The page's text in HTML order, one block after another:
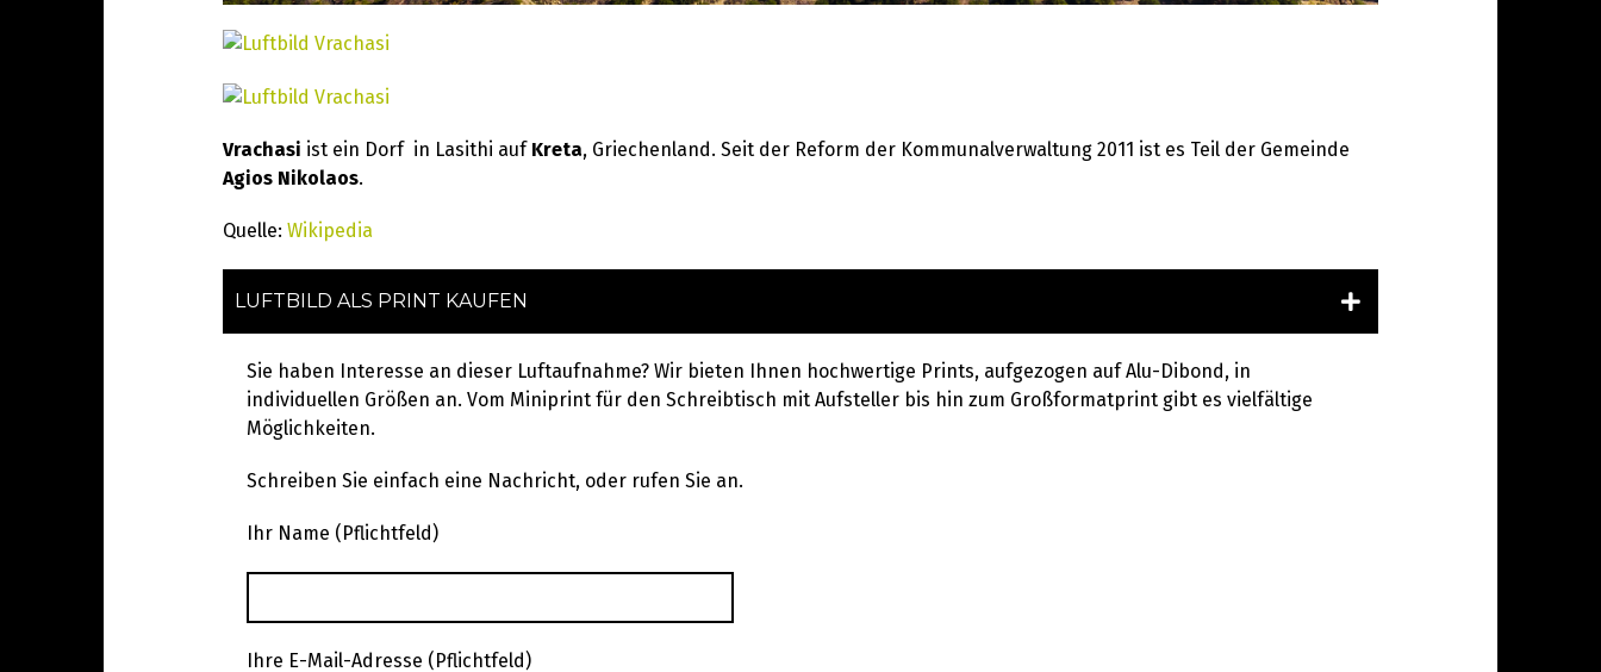
Vrachasi ist ein Dorf in Lasithi auf Kreta, Griechenland. Seit der Reform der Kommunalverwaltung 2011 ist es Teil der Gemeinde
Agios Nikolaos.
Quelle: Wikipedia
LUFTBILD ALS PRINT KAUFEN
Sie haben Interesse an dieser Luftaufnahme? Wir bieten Ihnen hochwertige Prints, aufgezogen auf Alu-Dibond, in
individuellen Größen an. Vom Miniprint für den Schreibtisch mit Aufsteller bis hin zum Großformatprint gibt es vielfältige
Möglichkeiten.
Schreiben Sie einfach eine Nachricht, oder rufen Sie an.
Ihr Name (Pflichtfeld)
Ihre E-Mail-Adresse (Pflichtfeld)